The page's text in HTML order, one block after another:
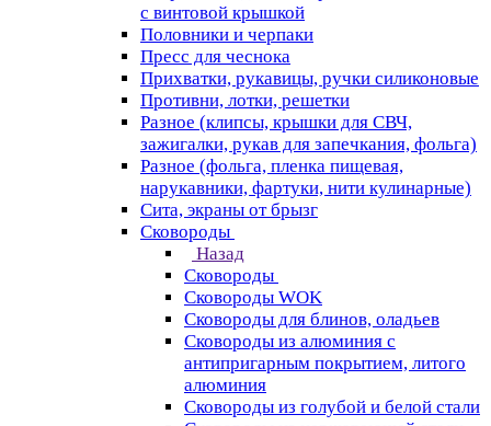
с винтовой крышкой
Половники и черпаки
Пресс для чеснока
Прихватки, рукавицы, ручки силиконовые
Противни, лотки, решетки
Разное (клипсы, крышки для СВЧ,
зажигалки, рукав для запечкания, фольга)
Разное (фольга, пленка пищевая,
нарукавники, фартуки, нити кулинарные)
Сита, экраны от брызг
Сковороды
Назад
Сковороды
Сковороды WOK
Сковороды для блинов, оладьев
Сковороды из алюминия с
антипригарным покрытием, литого
алюминия
Сковороды из голубой и белой стали